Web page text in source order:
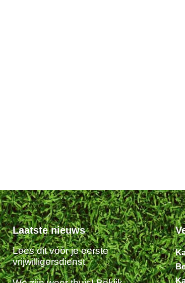
Laatste nieuws
Lees dit vóór je eerste
vrijwilligersdienst